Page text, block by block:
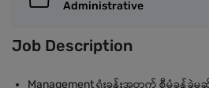
Administrative
Job Description
Management ရုံးခန်းအတွက် စီမံခန့်ခွဲမှု